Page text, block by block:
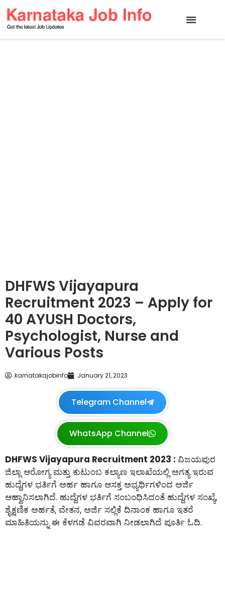
DHFWS Vijayapura
Recruitment 2023 – Apply for
40 AYUSH Doctors,
Psychologist, Nurse and
Various Posts
karnatakajobinfo January 21, 2023
Telegram Channel
WhatsApp Channel
DHFWS Vijayapura Recruitment 2023 : ವಿಜಯಪುರ
ಜಿಲ್ಲಾ ಆರೋಗ್ಯ ಮತ್ತು ಕುಟುಂಬ ಕಲ್ಯಾಣ ಇಲಾಖೆಯಲ್ಲಿ ಅಗತ್ಯ ಇರುವ
ಹುದ್ದೆಗಳ ಭರ್ತಿಗೆ ಅರ್ಹ ಹಾಗೂ ಆಸಕ್ತ ಅಭ್ಯರ್ಥಿಗಳಿಂದ ಅರ್ಜಿ
ಆಹ್ವಾನಿಸಲಾಗಿದೆ. ಹುದ್ದೆಗಳ ಭರ್ತಿಗೆ ಸಂಬಂಧಿಸಿದಂತೆ ಹುದ್ದೆಗಳ ಸಂಖ್ಯೆ,
ಶೈಕ್ಷಣಿಕ ಅರ್ಹತೆ, ವೇತನ, ಅರ್ಜಿ ಸಲ್ಲಿಕೆ ದಿನಾಂಕ ಹಾಗೂ ಇತರೆ
ಮಾಹಿತಿಯನ್ನು ಈ ಕೆಳಗಡೆ ವಿವರವಾಗಿ ನೀಡಲಾಗಿದೆ ಪೂರ್ತಿ ಓದಿ.